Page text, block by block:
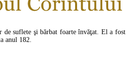
de suflete şi bărbat foarte învăţat. El a fost
anul 182.